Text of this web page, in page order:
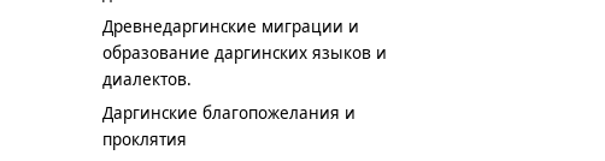
Древнедаргинские миграции и
образование даргинских языков и
диалектов.
Даргинские благопожелания и
проклятия